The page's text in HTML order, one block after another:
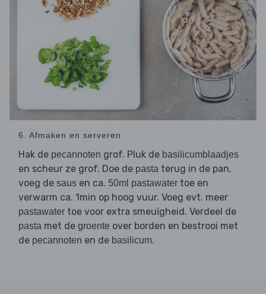
6. Afmaken en serveren
Hak de pecannoten grof. Pluk de basilicumblaadjes
en scheur ze grof. Doe de pasta terug in de pan,
voeg de saus en ca. 50ml pastawater toe en
verwarm ca. 1min op hoog vuur. Voeg evt. meer
pastawater toe voor extra smeuïgheid. Verdeel de
pasta met de groente over borden en bestrooi met
de pecannoten en de basilicum.